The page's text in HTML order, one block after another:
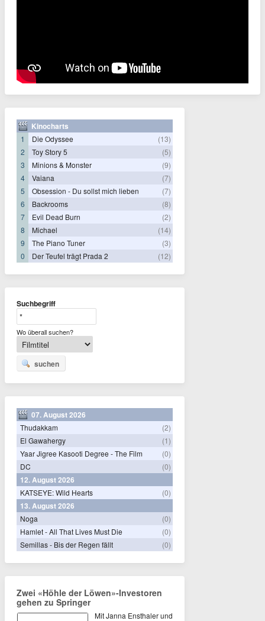
Kinocharts
1 Die Odyssee
(13)
2
Toy Story 5
(5)
3
Minions & Monster
(9)
4
Vaiana
(7)
5
Obsession - Du sollst mich lieben
(7)
6
Backrooms
(8)
7
Evil Dead Burn
(2)
8
Michael
(14)
9
The Piano Tuner
(3)
0
Der Teufel trägt Prada 2 (12)
Suchbegriff
Wo überall suchen?
suchen
07. August 2026
Thudakkam
(2)
El Gawahergy
(1)
Yaar Jigree Kasooti Degree - The Film
(0)
DC
(0)
12. August 2026
KATSEYE: Wild Hearts (0)
13. August 2026
Noga
(0)
Hamlet - All That Lives Must Die
(0)
Semillas - Bis der Regen fällt
(0)
Zwei «Höhle der Löwen»-Investoren
gehen zu Springer
Mit Janna Ensthaler und